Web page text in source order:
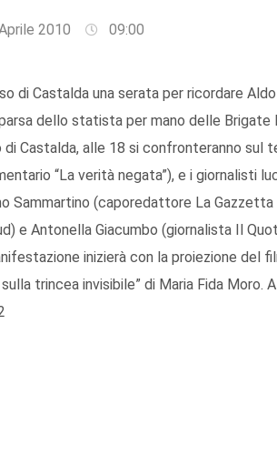
2010 09:00
di Castalda una serata per ricordare
dello statista per mano delle Brigate
di Castalda, alle 18 si confronteranno sul
“La verità negata”), e i giornalisti
Sammartino (caporedattore La
e Antonella Giacumbo (giornalista Il
inizierà con la proiezione del
trincea invisibile” di Maria Fida